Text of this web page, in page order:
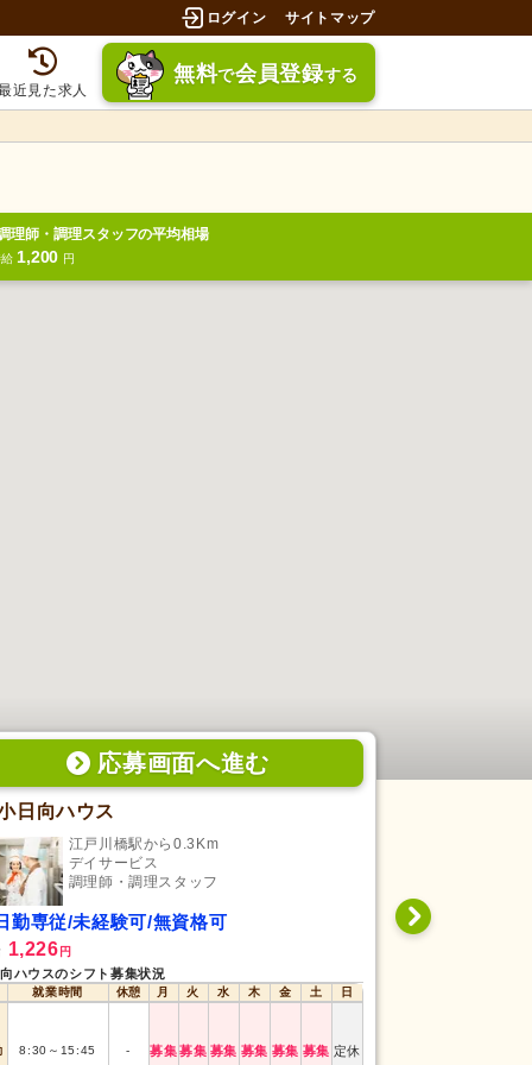
ログイン サイトマップ
近見た求人
無料で会員登録する
理師・調理スタッフの平均相場
1,200 円
応募画面へ進む
日向ハウス
江戸川橋駅から0.3Km
デイサービス
調理師・調理スタッフ
勤専従/未経験可/無資格可
1,226 円
ハウスのシフト募集状況
就業時間 休憩 月 火 水 木 金 土 日
8:30 ～ 15:45 - 募集募集 募集 募集 募集 募集 定休
シフト制/未